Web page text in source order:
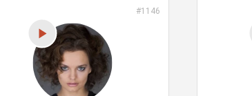
#1146